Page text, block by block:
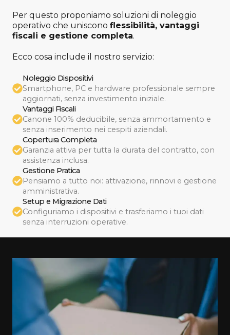
Per questo proponiamo soluzioni di noleggio
operativo che uniscono flessibilità, vantaggi
fiscali e gestione completa.
Ecco cosa include il nostro servizio:
Noleggio Dispositivi
Smartphone, PC e hardware professionale sempre
aggiornati, senza investimento iniziale.
Vantaggi Fiscali
Canone 100% deducibile, senza ammortamento e
senza inserimento nei cespiti aziendali.
Copertura Completa
Garanzia attiva per tutta la durata del contratto, con
assistenza inclusa.
Gestione Pratica
Pensiamo a tutto noi: attivazione, rinnovi e gestione
amministrativa.
Setup e Migrazione Dati
Configuriamo i dispositivi e trasferiamo i tuoi dati
senza interruzioni operative.